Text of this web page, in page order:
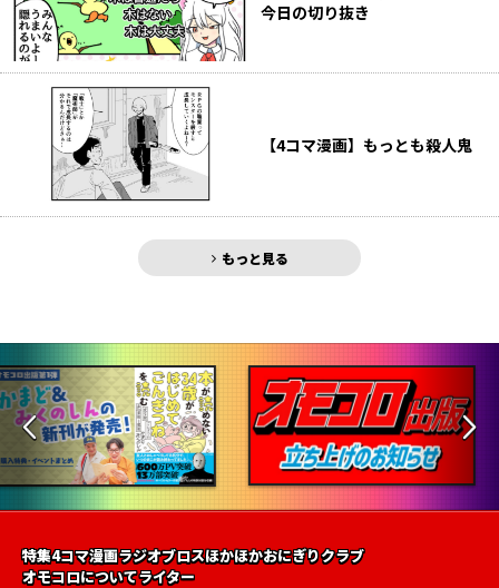
今日の切り抜き
【4コマ漫画】もっとも殺人鬼
もっと見る
特集4コマ漫画ラジオブロスほかほかおにぎりクラブ
オモコロについてライター